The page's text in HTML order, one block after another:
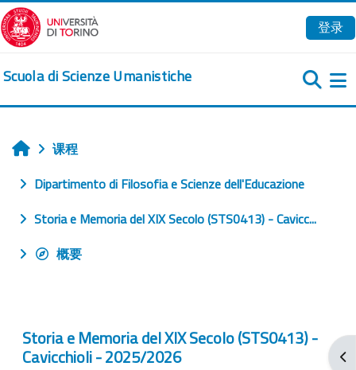
跳到主要内容
登录
Scuola di Scienze Umanistiche
打
首页课程
Dipartimento di Filosofia e Scienze dell'Educazione
Storia e Memoria del XIX Secolo (STS0413) - Cavicc...
概要
Storia e Memoria del XIX Secolo (STS0413) -
Cavicchioli - 2025/2026